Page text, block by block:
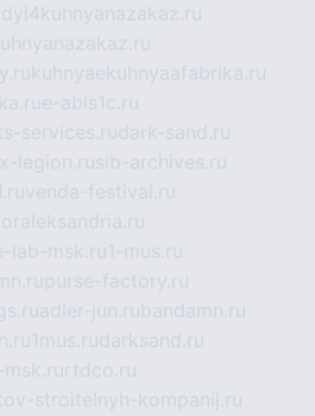
kuhnyaekuhnyaafabrika.ru
e-abis1c.ru
services.rudark-sand.ru
x-legion.rusib-archives.ru
venda-festival.ru
lab-msk.ru1-mus.ru
purse-factory.ru
adler-jun.rubandamn.ru
1mus.rudarksand.ru
msk.ru rtdco.ru
stroitelnyh-kompanij.ru